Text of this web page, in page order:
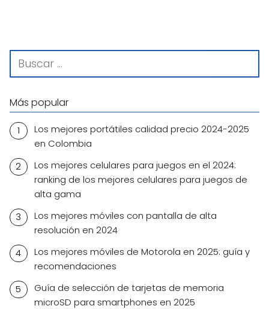
Más popular
Los mejores portátiles calidad precio 2024-2025
en Colombia
Los mejores celulares para juegos en el 2024:
ranking de los mejores celulares para juegos de
alta gama
Los mejores móviles con pantalla de alta
resolución en 2024
Los mejores móviles de Motorola en 2025: guía y
recomendaciones
Guía de selección de tarjetas de memoria
microSD para smartphones en 2025